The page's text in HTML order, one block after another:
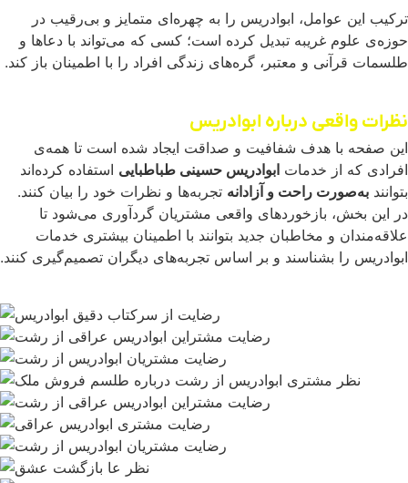
ترکیب این عوامل، ابوادریس را به چهره‌ای متمایز و بی‌رقیب در
حوزه‌ی علوم غریبه تبدیل کرده است؛ کسی که می‌تواند با دعاها و
طلسمات قرآنی و معتبر، گره‌های زندگی افراد را با اطمینان باز کند.
نظرات واقعی درباره ابوادریس
این صفحه با هدف شفافیت و صداقت ایجاد شده است تا همه‌ی
افرادی که از خدمات ابوادریس حسینی طباطبایی استفاده کرده‌اند
بتوانند به‌صورت راحت و آزادانه تجربه‌ها و نظرات خود را بیان کنند.
در این بخش، بازخوردهای واقعی مشتریان گردآوری می‌شود تا
علاقه‌مندان و مخاطبان جدید بتوانند با اطمینان بیشتری خدمات
ابوادریس را بشناسند و بر اساس تجربه‌های دیگران تصمیم‌گیری کنند.